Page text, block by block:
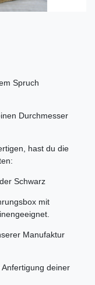
Spruch
Durchmesser
hast du die
Schwarz
mit
Manufaktur
deiner